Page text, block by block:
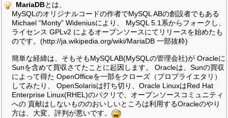
MariaDBとは、
MySQLのオリジナルコードの作者でMySQL ABの創設者でもある
Michael “Monty” Wideniusにより、 MySQL 5.1系からフォークし、
ライセンス GPLv2 によるオープンソースにてリリースを始めたも
のです。(http://ja.wikipedia.org/wiki/MariaDB 一部抜粋)
簡単な経緯は、そもそもMySQLAB(MySQLの管理会社)が Oracleに
Sunを含めて買収さてたことに起因します。 Oracleは、Sunの買収
によって得た OpenOfficeを一部をクローズ（プロプライエタリ）
してみたり、 OpenSolarisは打ち切り、Oracle LinuxはRed Hat
Enterprise Linux(RHEL)のパクリで、オープンソースコミュニティ
への 貢献はしないもののおいしいところは利用するOracleのやり
方は、大変、評判が悪いです。